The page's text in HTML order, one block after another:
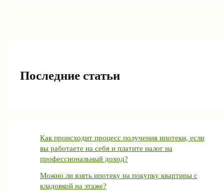
Последние статьи
Как происходит процесс получения ипотеки, если
вы работаете на себя и платите налог на
профессиональный доход?
Можно ли взять ипотеку на покупку квартиры с
кладовкой на этаже?